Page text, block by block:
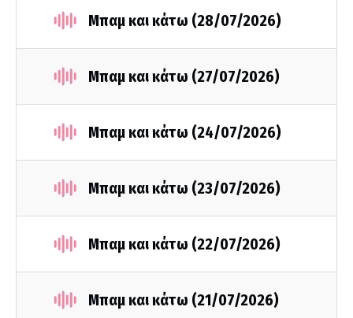
Μπαμ και κάτω (28/07/2026)
Μπαμ και κάτω (27/07/2026)
Μπαμ και κάτω (24/07/2026)
Μπαμ και κάτω (23/07/2026)
Μπαμ και κάτω (22/07/2026)
Μπαμ και κάτω (21/07/2026)